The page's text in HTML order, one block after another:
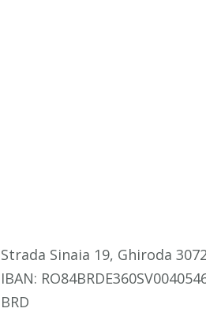
Strada Sinaia 19, Ghiroda
IBAN:
BRD